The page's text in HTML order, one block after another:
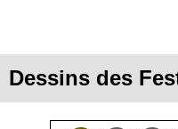
Dessins des